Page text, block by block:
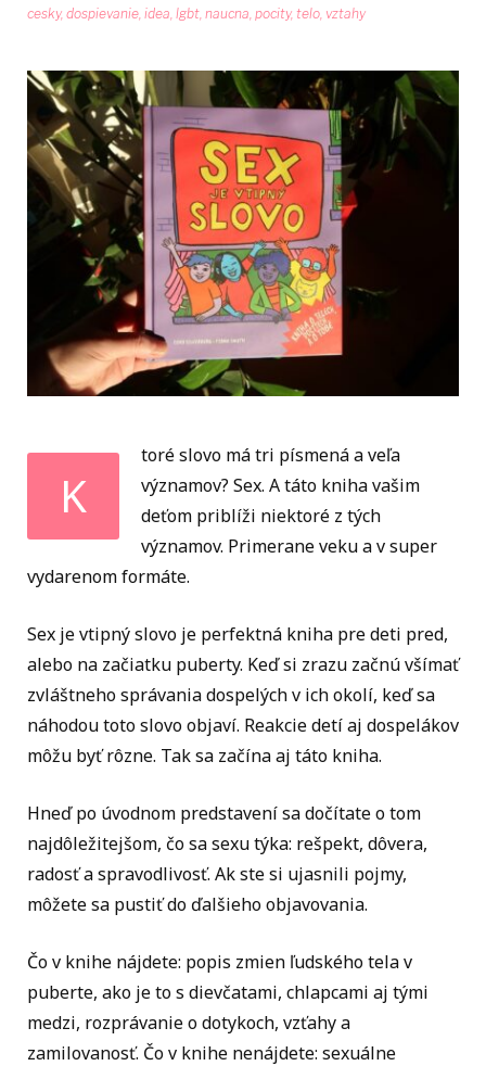
cesky, dospievanie, idea, lgbt, naucna, pocity, telo, vztahy
K
toré slovo má tri písmená a veľa
významov? Sex. A táto kniha vašim
deťom priblíži niektoré z tých
významov. Primerane veku a v super
vydarenom formáte.
Sex je vtipný slovo je perfektná kniha pre deti pred,
alebo na začiatku puberty. Keď si zrazu začnú všímať
zvláštneho správania dospelých v ich okolí, keď sa
náhodou toto slovo objaví. Reakcie detí aj dospelákov
môžu byť rôzne. Tak sa začína aj táto kniha.
Hneď po úvodnom predstavení sa dočítate o tom
najdôležitejšom, čo sa sexu týka: rešpekt, dôvera,
radosť a spravodlivosť. Ak ste si ujasnili pojmy,
môžete sa pustiť do ďalšieho objavovania.
Čo v knihe nájdete: popis zmien ľudského tela v
puberte, ako je to s dievčatami, chlapcami aj tými
medzi, rozprávanie o dotykoch, vzťahy a
zamilovanosť. Čo v knihe nenájdete: sexuálne